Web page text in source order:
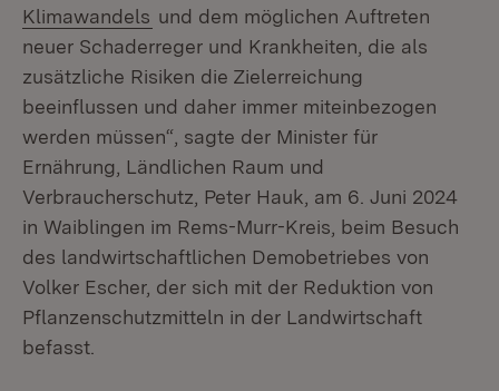
Klimawandels (Öffnet in neuem Fenster)
und dem möglichen Auftreten
neuer Schaderreger und Krankheiten, die als
zusätzliche Risiken die Zielerreichung
beeinflussen und daher immer miteinbezogen
werden müssen“, sagte der Minister für
Ernährung, Ländlichen Raum und
Verbraucherschutz, Peter Hauk, am 6. Juni 2024
in Waiblingen im Rems-Murr-Kreis, beim Besuch
des landwirtschaftlichen Demobetriebes von
Volker Escher, der sich mit der Reduktion von
Pflanzenschutzmitteln in der Landwirtschaft
befasst.